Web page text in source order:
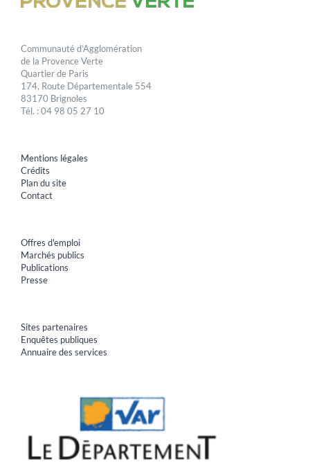
Communauté d’Agglomération
de la Provence Verte
Quartier de Paris
174, Route Départementale 554
83170 Brignoles
Tél. : 04 98 05 27 10
Mentions légales
Crédits
Plan du site
Contact
Offres d'emploi
Marchés publics
Publications
Presse
Sites partenaires
Enquêtes publiques
Annuaire des services